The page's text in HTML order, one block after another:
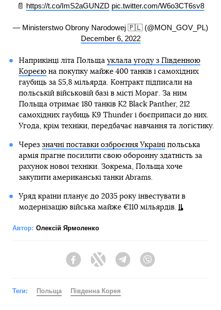
📄 https://t.co/ImS2aGUNZD pic.twitter.com/W6o3CT6sv8
— Ministerstwo Obrony Narodowej 🇵🇱 (@MON_GOV_PL)
December 6, 2022
Наприкінці літа Польща уклала угоду з Південною
Кореєюна покупку майже 400 танків і самохідних
гаубиць за $5,8 мільярда. Контракт підписали на
польській військовій базі в місті Мораг. За ним
Польща отримає 180 танків K2 Black Panther, 212
самохідних гаубиць K9 Thunder і боєприпаси до них.
Угода, крім техніки, передбачає навчання та логістику.
Через значні поставки озброєння Україні польська
армія прагне посилити свою оборонну здатність за
рахунок нової техніки. Зокрема, Польща хоче
закупити американські танки Abrams.
Уряд країни планує до 2035 року інвестувати в
модернізацію війська майже €110 мільярдів.
Автор: Олексій Ярмоленко
FacebookTwitter Telegram
Теги: Польща Південна Корея